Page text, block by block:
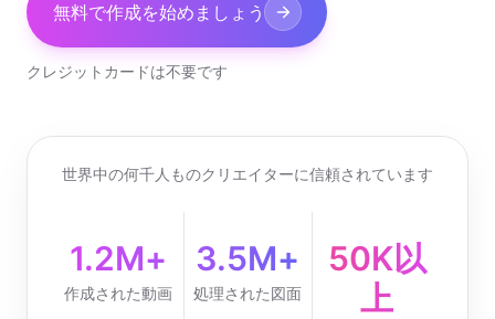
無料で作成を始めましょう
クレジットカードは不要です
世界中の何千人ものクリエイターに信頼されています
1.2M+
作成された動画
3.5M+
処理された図面
50K以
上